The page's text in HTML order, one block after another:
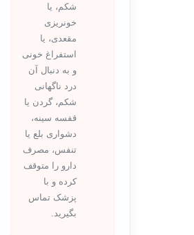
شکم، یا
خونریزی
مقعدی، یا
استفراغ خونی
و به دنبال آن
درد ناگهانی
شکم، گردن یا
قفسه سینه،
دشواری بلع یا
تنفس، مصرف
دارو را متوقف
کرده و با
پزشک تماس
بگیرید.